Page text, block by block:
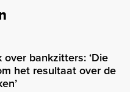
bankzitters: ‘Die
het resultaat over de